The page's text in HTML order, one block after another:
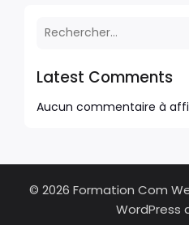
Latest Comments
Aucun commentaire à
© 2026 Formation Com
WordPress